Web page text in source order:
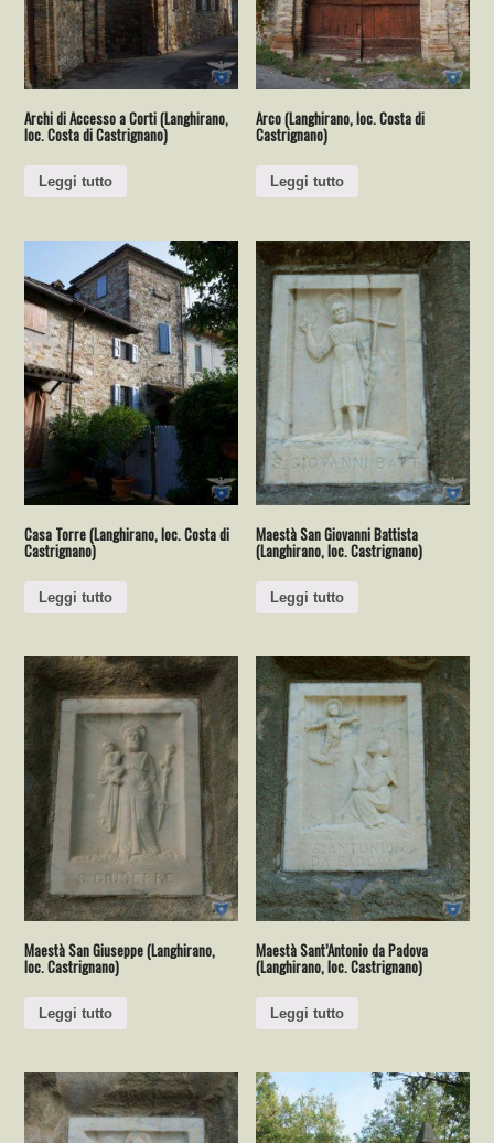
Archi di Accesso a Corti (Langhirano,
loc. Costa di Castrignano)
Leggi tutto
Arco (Langhirano, loc. Costa di
Castrignano)
Leggi tutto
Casa Torre (Langhirano, loc. Costa di
Castrignano)
Leggi tutto
Maestà San Giovanni Battista
(Langhirano, loc. Castrignano)
Leggi tutto
Maestà San Giuseppe (Langhirano,
loc. Castrignano)
Leggi tutto
Maestà Sant’Antonio da Padova
(Langhirano, loc. Castrignano)
Leggi tutto